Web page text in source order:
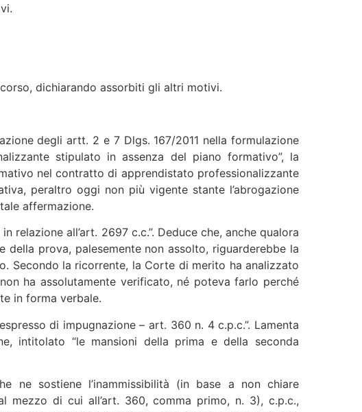
dichiarando assorbiti gli altri motivi.
degli artt. 2 e 7 Dlgs. 167/2011 nella formulazione
stipulato in assenza del piano formativo”, la
nel contratto di apprendistato professionalizzante
peraltro oggi non più vigente stante l’abrogazione
affermazione.
relazione all’art. 2697 c.c.”. Deduce che, anche qualora
della prova, palesemente non assolto, riguarderebbe la
Secondo la ricorrente, la Corte di merito ha analizzato
ha assolutamente verificato, né poteva farlo perché
in forma verbale.
di impugnazione – art. 360 n. 4 c.p.c.”. Lamenta
intitolato “le mansioni della prima e della seconda
ne sostiene l’inammissibilità (in base a non chiare
mezzo di cui all’art. 360, comma primo, n. 3), c.p.c.,